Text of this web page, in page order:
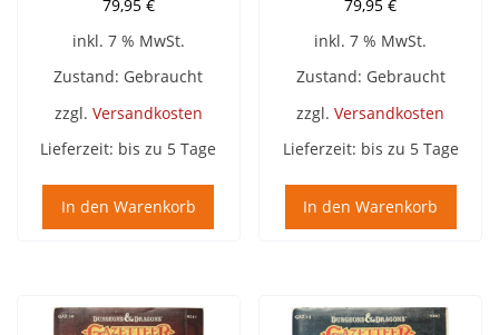
79,95 €
inkl. 7 % MwSt.
Zustand: Gebraucht
zzgl. Versandkosten
Lieferzeit: bis zu 5 Tage
In den Warenkorb
79,95€
inkl. 7 % MwSt.
Zustand: Gebraucht
zzgl.Versandkosten
Lieferzeit: bis zu 5 Tage
In den Warenkorb